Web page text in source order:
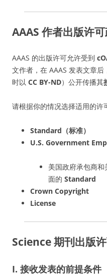
AAAS 作者出版许
AAAS 的出版许可允许受到
文作者，在 AAAS 发表文章后
时以 CC BY-ND）公开传播其
请根据你的情况选择适用的许
Standard（标准）
U.S. Government
美国政府承包商
面的 Standard
Crown Copyright
License
Science 期刊出版
I. 接收发表的前提条件